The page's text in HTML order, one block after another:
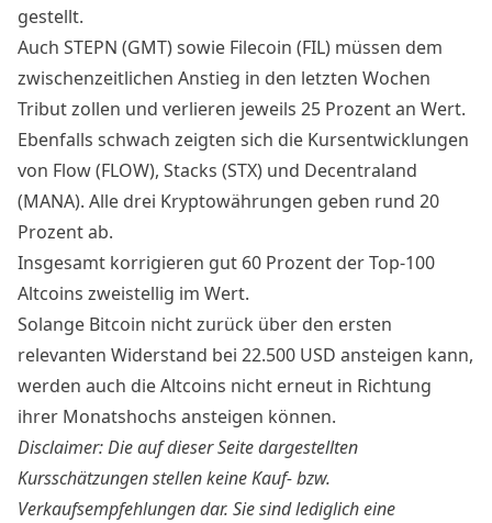
gestellt.
Auch STEPN (GMT) sowie Filecoin (FIL) müssen dem
zwischenzeitlichen Anstieg in den letzten Wochen
Tribut zollen und verlieren jeweils 25 Prozent an Wert.
Ebenfalls schwach zeigten sich die Kursentwicklungen
von Flow (FLOW), Stacks (STX) und Decentraland
(MANA). Alle drei Kryptowährungen geben rund 20
Prozent ab.
Insgesamt korrigieren gut 60 Prozent der Top-100
Altcoins zweistellig im Wert.
Solange Bitcoin nicht zurück über den ersten
relevanten Widerstand bei 22.500 USD ansteigen kann,
werden auch die Altcoins nicht erneut in Richtung
ihrer Monatshochs ansteigen können.
Disclaimer: Die auf dieser Seite dargestellten
Kursschätzungen stellen keine Kauf- bzw.
Verkaufsempfehlungen dar. Sie sind lediglich eine